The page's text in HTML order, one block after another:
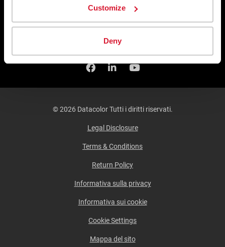
Customize
Deny
DatacolorSpyder
FacebookSeguici su Linkedin
Guardaci su
© 2026 Datacolor Tutti i diritti riservati.
Legal Disclosure
Terms & Conditions
Return Policy
Informativa sulla privacy
Informativa sui cookie
Cookie Settings
Mappa del sito